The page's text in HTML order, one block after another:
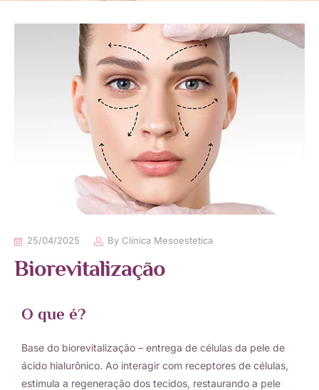
25/04/2025 By Clinica Mesoestetica
Biorevitalização
O que é?
Base do biorevitalização – entrega de células da pele de
ácido hialurônico. Ao interagir com receptores de células,
estimula a regeneração dos tecidos, restaurando a pele